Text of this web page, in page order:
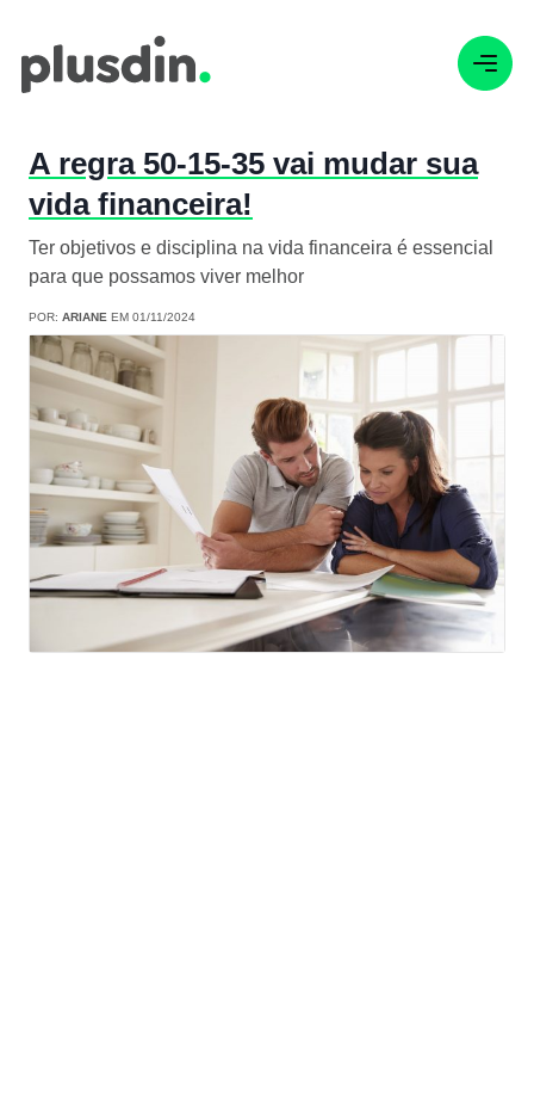
A regra 50-15-35 vai mudar sua
vida financeira!
Ter objetivos e disciplina na vida financeira é essencial
para que possamos viver melhor
POR: ARIANE EM 01/11/2024